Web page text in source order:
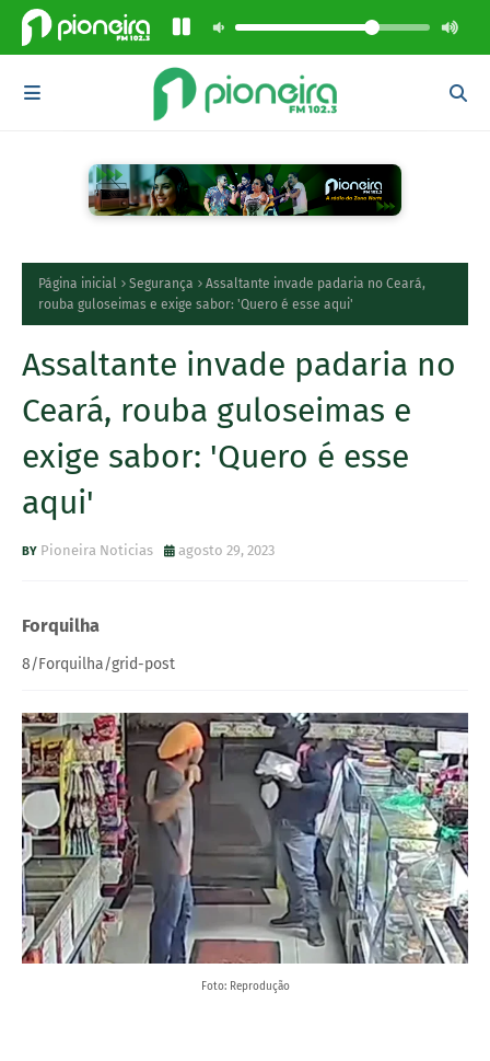
Página inicial Segurança
Assaltante invade padaria no Ceará,
rouba guloseimas e exige sabor: 'Quero é esse aqui'
Assaltante invade padaria no
Ceará, rouba guloseimas e
exige sabor: 'Quero é esse
aqui'
Pioneira Noticias agosto 29, 2023
Forquilha
8/Forquilha/grid-post
Foto: Reprodução